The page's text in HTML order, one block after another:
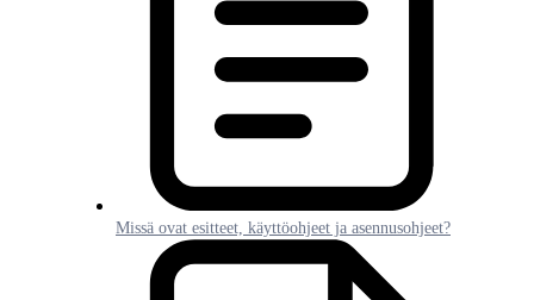
Missä ovat esitteet, käyttöohjeet ja asennusohjeet?